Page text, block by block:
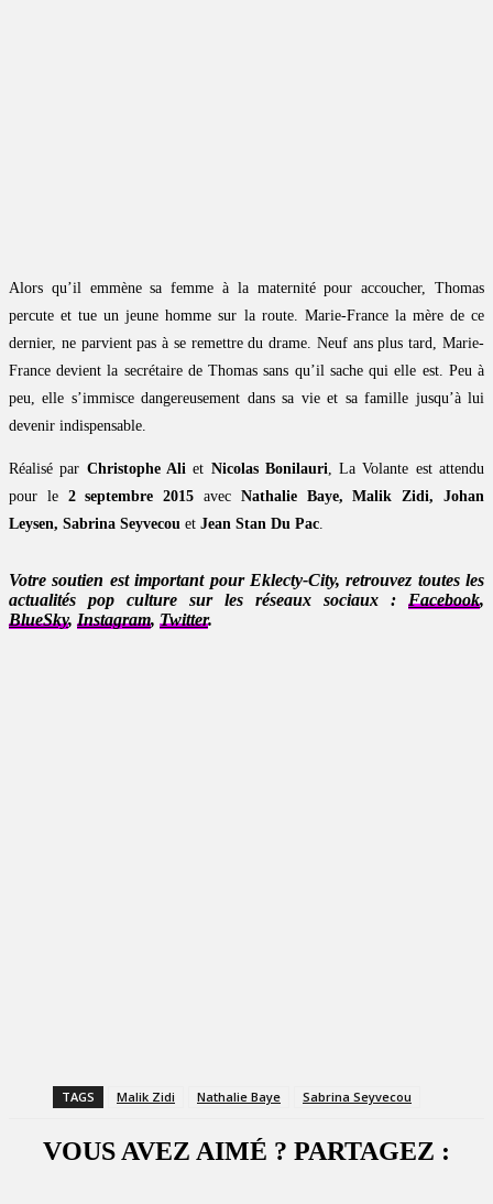
Alors qu’il emmène sa femme à la maternité pour accoucher, Thomas
percute et tue un jeune homme sur la route. Marie-France la mère de ce
dernier, ne parvient pas à se remettre du drame. Neuf ans plus tard, Marie-
France devient la secrétaire de Thomas sans qu’il sache qui elle est. Peu à
peu, elle s’immisce dangereusement dans sa vie et sa famille jusqu’à lui
devenir indispensable.
Réalisé par Christophe Aliet Nicolas Bonilauri, La Volante est attendu
pour le 2 septembre 2015 avec Nathalie Baye, Malik Zidi, Johan
Leysen, Sabrina Seyvecou et Jean Stan Du Pac.
Votre soutien est important pour Eklecty-City, retrouvez toutes les
actualités pop culture sur les réseaux sociaux : Facebook,
BlueSky, Instagram, Twitter.
TAGS Malik Zidi Nathalie Baye Sabrina Seyvecou
VOUS AVEZ AIMÉ ? PARTAGEZ :